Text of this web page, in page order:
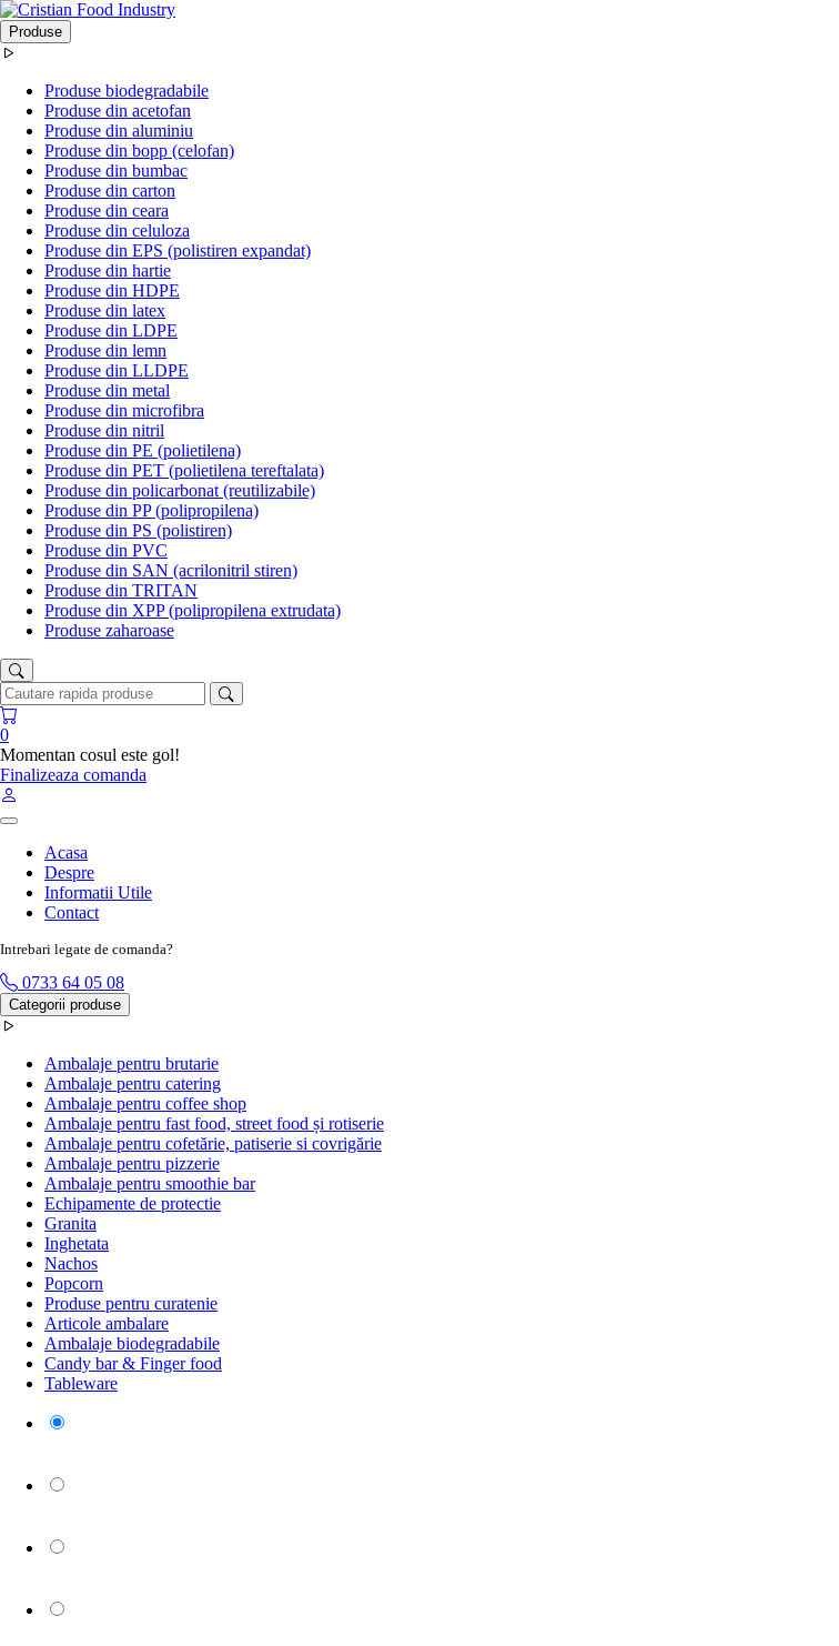
Produse
Produse biodegradabile
Produse din acetofan
Produse din aluminiu
Produse din bopp (celofan)
Produse din bumbac
Produse din carton
Produse din ceara
Produse din celuloza
Produse din EPS (polistiren expandat)
Produse din hartie
Produse din HDPE
Produse din latex
Produse din LDPE
Produse din lemn
Produse din LLDPE
Produse din metal
Produse din microfibra
Produse din nitril
Produse din PE (polietilena)
Produse din PET (polietilena tereftalata)
Produse din policarbonat (reutilizabile)
Produse din PP (polipropilena)
Produse din PS (polistiren)
Produse din PVC
Produse din SAN (acrilonitril stiren)
Produse din TRITAN
Produse din XPP (polipropilena extrudata)
Produse zaharoase
0
Momentan cosul este gol!
Finalizeaza comanda
Acasa
Despre
Informatii Utile
Contact
Intrebari legate de comanda?
0733 64 05 08
Categorii produse
Ambalaje pentru brutarie
Ambalaje pentru catering
Ambalaje pentru coffee shop
Ambalaje pentru fast food, street food și rotiserie
Ambalaje pentru cofetărie, patiserie si covrigărie
Ambalaje pentru pizzerie
Ambalaje pentru smoothie bar
Echipamente de protectie
Granita
Inghetata
Nachos
Popcorn
Produse pentru curatenie
Articole ambalare
Ambalaje biodegradabile
Candy bar & Finger food
Tableware